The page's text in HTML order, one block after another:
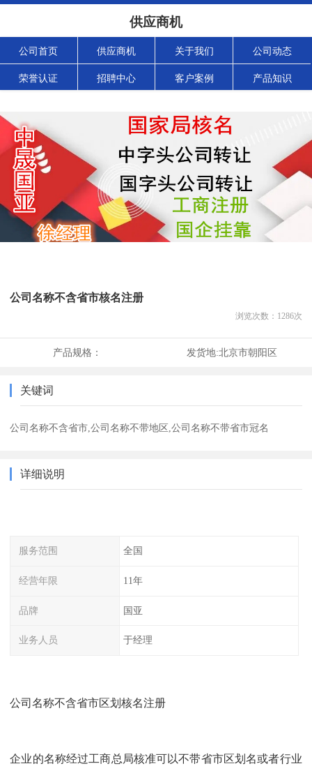
供应商机
公司首页 供应商机 关于我们 公司动态
荣誉认证 招聘中心 客户案例 产品知识
公司名称不含省市核名注册
浏览次数： 1286次
产品规格： 发货地:北京市朝阳区
关键词
公司名称不含省市,公司名称不带地区,公司名称不带省市冠名
详细说明
服务范围 全国
经营年限 11年
品牌 国亚
业务人员 于经理
公司名称不含省市区划核名注册
企业的名称经过工商总局核准可以不带省市区划名或者行业